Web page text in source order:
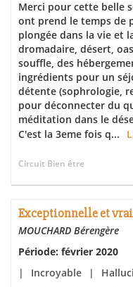
Merci pour cette belle
ont prend le temps de
plongée dans la vie et
dromadaire, désert,
souffle, des
ingrédients pour un
détente (sophrologie,
pour déconnecter du
méditation dans le
C'est la 3eme fois q...
Circuit Bien être
Exceptionnelle et
MOUCHARD Bérengère
Période: février 2020
|
Incroyable |